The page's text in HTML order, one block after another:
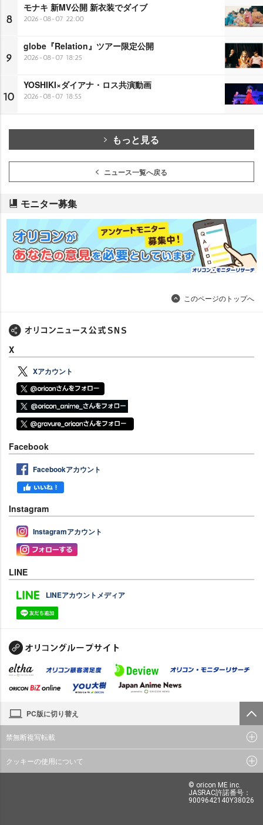
8
モナキ 新MV公開 新衣装でダイブ
2026-08-07 22:00
9
globe『Relation』ツアー限定公開
2026-08-07 18:25
10
YOSHIKI×ダイアナ・ロス共演動画
2026-08-07 18:55
もっと見る
ニュース一覧へ戻る
モニター募集
このページのトップへ
X
Xアカウント
Facebook
Facebookアカウント
Instagram
Instagramアカウント
LINE
LINEアカウントメディア
PC版に切り替え
禁無断複写転載
クッキーの使用について
© oricon ME inc.
JASRAC許諾番号：
9009642140Y38026